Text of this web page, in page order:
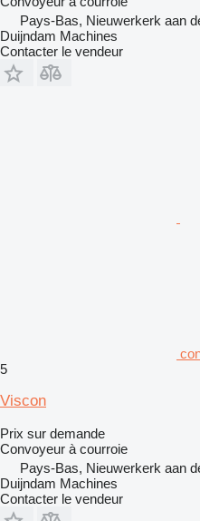
Pays-Bas, Nieuwerkerk aan
Duijndam Machines
Contacter le vendeur
5
Viscon
Prix sur demande
Convoyeur à courroie
Pays-Bas, Nieuwerkerk aan
Duijndam Machines
Contacter le vendeur